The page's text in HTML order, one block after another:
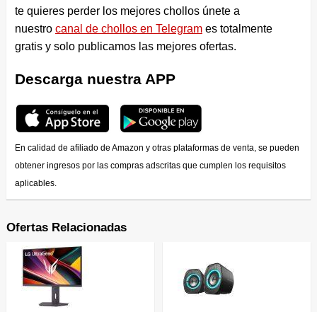
te quieres perder los mejores chollos únete a
nuestro canal de chollos en Telegrames totalmente
gratis y solo publicamos las mejores ofertas.
Descarga nuestra APP
En calidad de afiliado de Amazon y otras plataformas de venta, se pueden
obtener ingresos por las compras adscritas que cumplen los requisitos
aplicables.
Ofertas Relacionadas